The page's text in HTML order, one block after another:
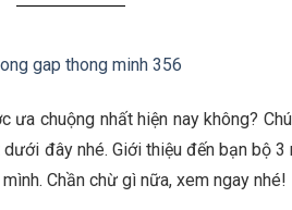
chuộng nhất hiện nay không?
đây nhé. Giới thiệu đến bạn bộ
Chần chừ gì nữa, xem ngay nhé!